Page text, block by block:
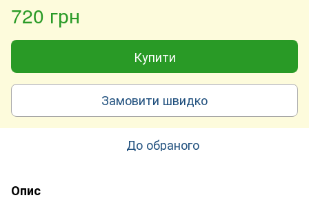
720 грн
Купити
Замовити швидко
До обраного
Опис